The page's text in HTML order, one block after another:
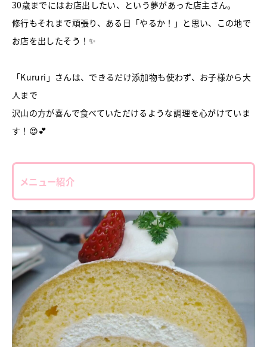
30歳までにはお店出したい、という夢があった店主さん。
修行もそれまで頑張り、ある日「やるか！」と思い、この地で
お店を出したそう！✨
「Kururi」さんは、できるだけ添加物も使わず、お子様から大
人まで
沢山の方が喜んで食べていただけるような調理を心がけていま
す！😍💕
メニュー紹介